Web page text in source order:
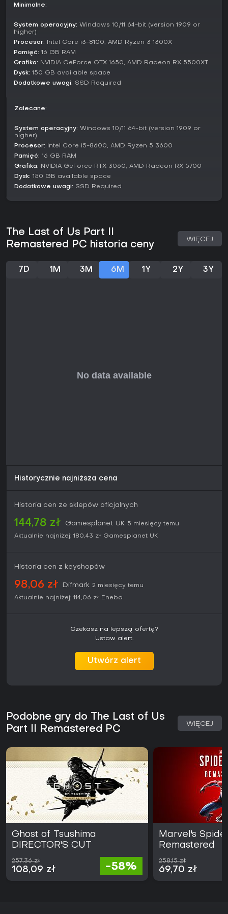
postępy, a odblokowywane skiny dla postaci i broni
Czy warto zagrać?
Z ocenami Very Positive w recenzjach Steam na podstawie
ostatnich opinii graczy, The Last of Us Part II Remastered
przyciąga fanów fabularnych action-adventure z
emocjonalną głębią i wymagającą walką. Krytycy chwalą
ulepszoną grafikę i nowe tryby jak No Return, przedłużające
dopracowane doświadczenie na PC - idealne dla
wizualnej. Nie przypadnie jednak do gustu miłośnikom lekkich
klimatów czy multiplayera, bo porusza ciężkie tematy jak
strata i zemsta.
Minimalne:
System operacyjny: Windows 10/11 64-bit (version 1909 or
higher)
Procesor: Intel Core i3-8100, AMD Ryzen 3 1300X
Pamięć: 16 GB RAM
Grafika: NVIDIA GeForce GTX 1650, AMD Radeon RX 5500XT
Dysk: 150 GB available space
Dodatkowe uwagi: SSD Required
Zalecane:
System operacyjny: Windows 10/11 64-bit (version 1909 or
higher)
Procesor: Intel Core i5-8600, AMD Ryzen 5 3600
Pamięć: 16 GB RAM
Grafika: NVIDIA GeForce RTX 3060, AMD Radeon RX 5700
Dysk: 150 GB available space
Dodatkowe uwagi: SSD Required
The Last of Us Part II
Remastered PC historia ceny
WIĘCEJ
7D 1M 3M 6M 1Y 2Y 3Y
Historycznie najniższa cena
Historia cen ze sklepów oficjalnych
144,78 zł Gamesplanet UK 5 miesięcy temu
Aktualnie najniżej: 180,43 zł Gamesplanet UK
Historia cen z keyshopów
98,06 zł Difmark 2 miesięcy temu
Aktualnie najniżej: 114,06 zł Eneba
Czekasz na lepszą ofertę?
Ustaw alert.
Utwórz alert
Podobne gry do The Last of Us
Part II Remastered PC
WIĘCEJ
Ghost of Tsushima
DIRECTOR'S CUT
257,36 zł
108,09 zł -58%
Marvel's
Remastered
258,15 zł
69,70 zł